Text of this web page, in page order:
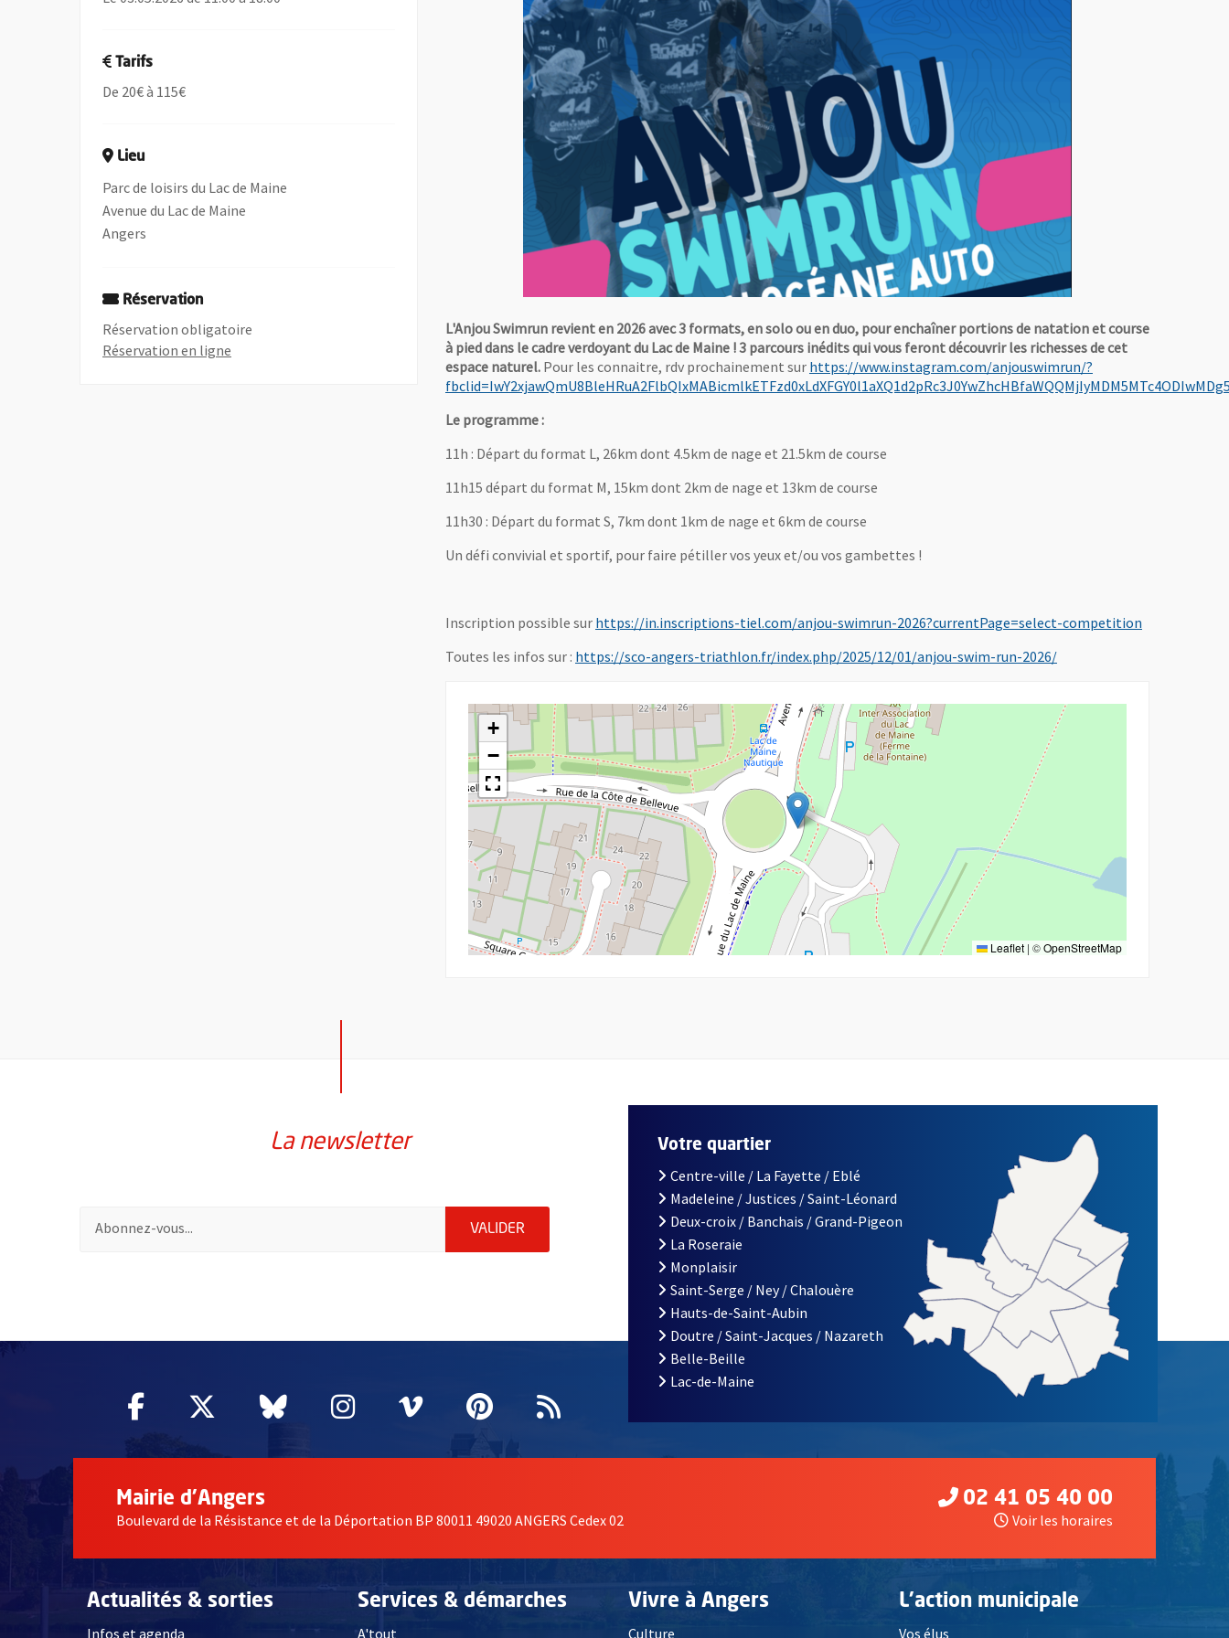
L'Anjou Swimrun revient en 2026 avec 3 formats, en solo ou en duo, pour enchaîner portions de natation et course
à pied dans le cadre verdoyant du Lac de Maine ! 3 parcours inédits qui vous feront découvrir les richesses de cet
espace naturel. Pour les connaitre, rdv prochainement sur https://www.instagram.com/anjouswimrun/?
Le programme :
11h : Départ du format L, 26km dont 4.5km de nage et 21.5km de course
11h15 départ du format M, 15km dont 2km de nage et 13km de course
11h30 : Départ du format S, 7km dont 1km de nage et 6km de course
Un défi convivial et sportif, pour faire pétiller vos yeux et/ou vos gambettes !
Inscription possible sur https://in.inscriptions-tiel.com/anjou-swimrun-2026?currentPage=select-competition, Ouvre une
Toutes les infos sur : https://sco-angers-triathlon.fr/index.php/2025/12/01/anjou-swim-run-2026/, Ouvre une nouvelle
+
−
Leaflet | ©OpenStreetMap
Tarifs
De 20€ à 115€
Lieu
Parc de loisirs du Lac de Maine
Avenue du Lac de Maine
Angers
Réservation
Réservation obligatoire
Réservation en ligne
La newsletter
Pour vous inscrire à la lettre d'information de la ville d'Angers, indiquez votre email (champ obligatoire)
VALIDER ENVOYER MA DEMANDE D'INSCRIPTION À LA LETTRE D'INFORMATION DE LA VILLE D'ANGERS
Facebook
, Ouvre une nouvelle fenêtre
Twitter
, Ouvre une nouvelle fenêtre
Bluesky
, Ouvre une nouvelle fenêtre
Instagram
, Ouvre une nouvelle fenêtre
Vimeo
, Ouvre une nouvelle fenêtre
Pinterest
, Ouvre une nouvelle fenêtre
Flux RSS
Votre quartier
Centre-ville / La Fayette / Eblé
Madeleine / Justices / Saint-Léonard
Deux-croix / Banchais / Grand-Pigeon
La Roseraie
Monplaisir
Saint-Serge / Ney / Chalouère
Hauts-de-Saint-Aubin
Doutre / Saint-Jacques / Nazareth
Belle-Beille
Lac-de-Maine
Mairie d'Angers
Boulevard de la Résistance et de la Déportation BP 80011 49020 ANGERS Cedex 02
02 41 05 40 00
Voir les horaires
Actualités & sorties
Infos et agenda
Services & démarches
A'tout
Vivre à Angers
Culture
L'action municipale
Vos élus